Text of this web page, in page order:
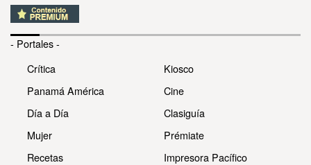
- Portales -
Crítica
Panamá América
Día a Día
Mujer
Recetas
Kiosco
Cine
Clasiguía
Prémiate
Impresora Pacífico